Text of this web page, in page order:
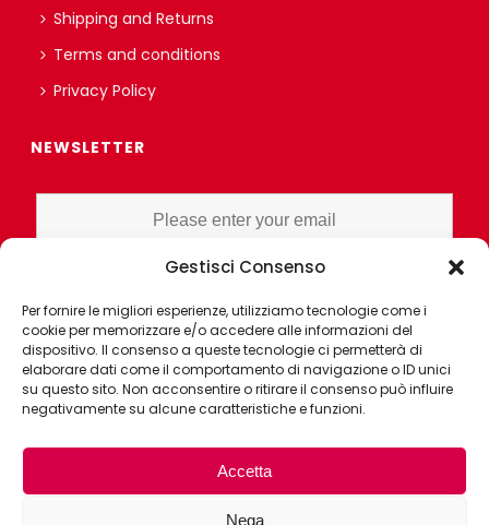
Gestisci Consenso
Per fornire le migliori esperienze, utilizziamo tecnologie come i
cookie per memorizzare e/o accedere alle informazioni del
dispositivo. Il consenso a queste tecnologie ci permetterà di
elaborare dati come il comportamento di navigazione o ID unici
su questo sito. Non acconsentire o ritirare il consenso può influire
negativamente su alcune caratteristiche e funzioni.
Accetta
Nega
Shipping and Returns
Terms and conditions
Privacy Policy
NEWSLETTER
THE REGULATION AND GRANT CONSENT FOR PROFILING OR
MARKET RESEARCH PURPOSES ALSO WITH THE AID OF
ELECTRONIC INSTRUMENTS, AIMED AT ANALYZING HABITS OR
CONSUMER CHOICES OF THE INTERESTED PARTY